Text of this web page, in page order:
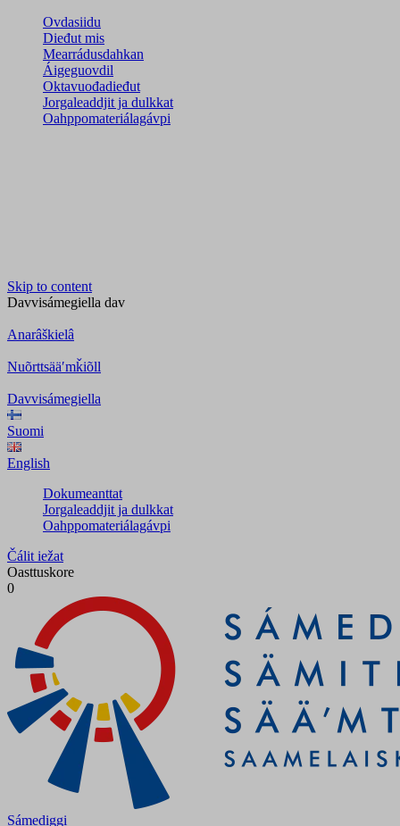
Ovdasiidu
Dieđut mis
Mearrádusdahkan
Áigeguovdil
Oktavuođadieđut
Jorgaleaddjit ja dulkkat
Oahppomateriálagávpi
Skip to content
Davvisámegiella dav
Anarâškielâ
Nuõrttsääʹmǩiõll
Davvisámegiella
Suomi
English
Dokumeanttat
Jorgaleaddjit ja dulkkat
Oahppomateriálagávpi
Čálit iežat
Oasttuskore
0
Sámediggi